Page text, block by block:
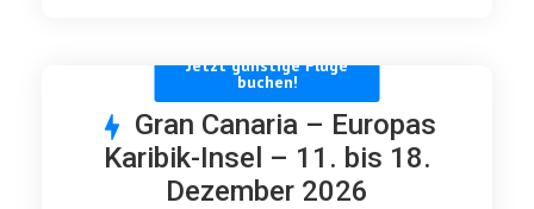
Jetzt günstige Flüge
buchen!
Gran Canaria – Europas
Karibik-Insel – 11. bis 18.
Dezember 2026